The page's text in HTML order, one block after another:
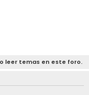
leer temas en este foro.